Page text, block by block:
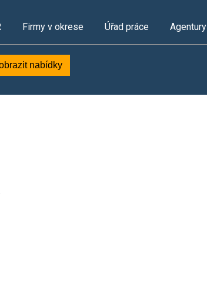
Firmy v okrese Úřad práce Agentury
nabídky